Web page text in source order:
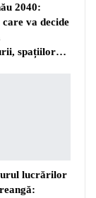
2040:
va decide
spațiilor…
lucrărilor